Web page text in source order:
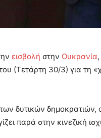
εισβολή στην Ουκρανία
(Τετάρτη 30/3) για τη
δυτικών δημοκρατιών,
παρά στην κινεζική